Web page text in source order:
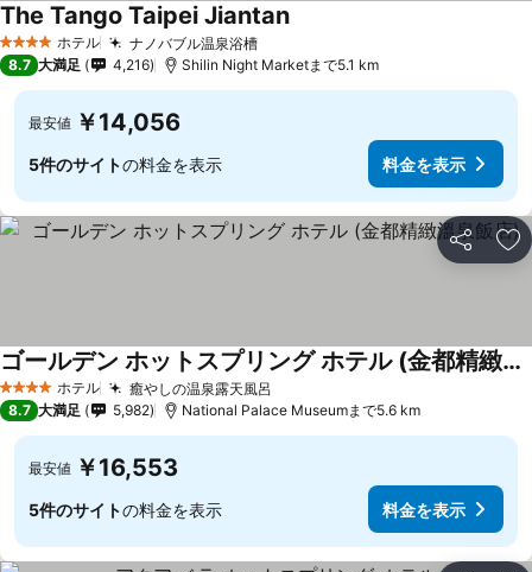
4 ホテルのランク
ホテル ナノバブル温泉浴槽料金を表示
The Tango Taipei Jiantan料金を表示
8.7 大満足 4,216 Shilin Night Marketまで5.1 km
最安値 ￥14,056
5件のサイトの料金を表示 料金を表示
シェア お
4 ホテルのランク
ホテル 癒やしの温泉露天風呂
ゴールデン ホットスプリング ホテル (金都精緻溫泉飯店)
料金を表示
8.7 大満足 5,982 National Palace Museumまで5.6 km
最安値 ￥16,553
5件のサイトの料金を表示 料金を表示